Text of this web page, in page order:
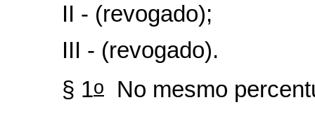
II - (revogado);
III - (revogado).
§ 1o
No mesmo